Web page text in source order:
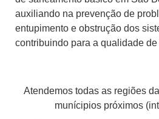
auxiliando na prevenção de
entupimento e obstrução dos
contribuindo para a qualidade
Atendemos todas as regiões
munícipios próximos